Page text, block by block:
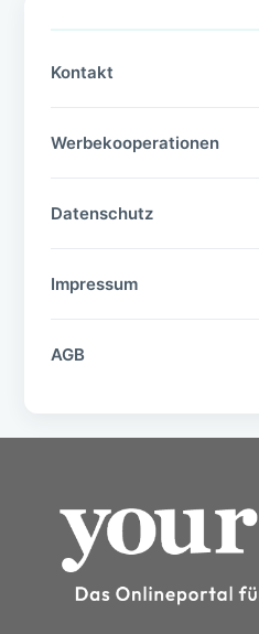
Kontakt
Werbekooperationen
Datenschutz
Impressum
AGB